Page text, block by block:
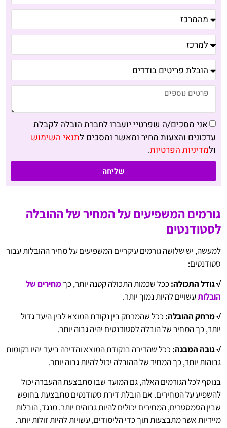
אני מסכים/ה שפרטיי יועברו לחברת הובלה לקבלת
עדכונים והצעות מחיר ומאשר ומסכים לתנאי השימוש
ולמדיניות הפרטיות.
שליחה
גורמים המשפיעים על המחיר של ההובלה
לסטודנטים
למעשה, יש שלושה גורמים עיקריים המשפיעים על מחיר ההובלות עבור
סטודנטים:
√ גודל התכולה: ככל שכמות התכולה קטנה יותר, כךמחירים של
הובלותעשויים להיות נמוך יותר.
√ מרחק ההובלה: ככל שהמרחק בין נקודת המוצא לבין היעד גדול
יותר, כך המחיר של הובלה לסטודנטים יהיה גבוה יותר.
√ גובה המבנה: ככל שהדירה בנקודת המוצא והדירה ביעד יהיו בקומות
גבוהות יותר, כך המחיר של ההובלה יכול להיות גבוה יותר.
בנוסף לכל הגורמים האלה, גם המועד שבו מתבצעת ההעברה יכול
להשפיע על המחירים. אם הובלת דירת סטודנטים מתבצעת בחופש
שבין הסמסטרים, המחירים יכולים להיות גבוהים יותר. מנגד, הובלות
מיידיות אשר מתבצעות תוך כדי הלימודים, עשויות להיות זולות יותר.